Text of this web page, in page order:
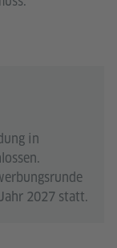
in
2027 statt.